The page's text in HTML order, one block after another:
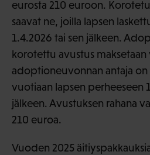
eurosta 210 euroon.
saavat ne, joilla lapsen
1.4.2026 tai sen jälkeen.
korotettu avustus
adoptioneuvonnan antaja
vuotiaan lapsen perheeseen
jälkeen. Avustuksen rahana
210 euroa.
Vuoden 2025